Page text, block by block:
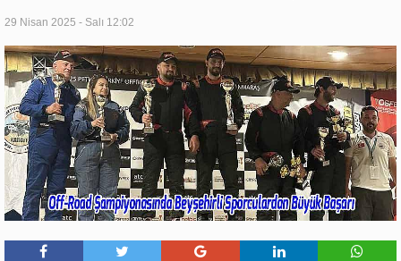
29 Nisan 2025 - Salı 12:02